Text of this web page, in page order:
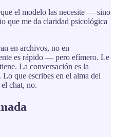
el modelo las necesite — sino
que me da claridad psicológica
en archivos, no en
es rápido — pero efímero. Le
La conversación es la
que escribes en el alma del
chat, no.